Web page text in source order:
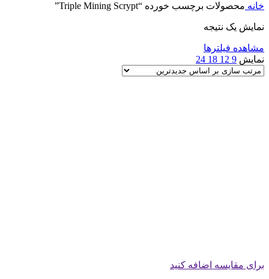
خانه محصولات برچسب خورده “Triple Mining Scrypt”
نمایش یک نتیجه
مشاهده فیلترها
نمایش 9
12
18
24
برای مقایسه اضافه کنید